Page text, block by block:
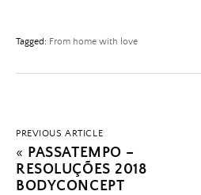
Tagged: From home with love
PREVIOUS ARTICLE
« PASSATEMPO –
RESOLUÇÕES 2018
BODYCONCEPT